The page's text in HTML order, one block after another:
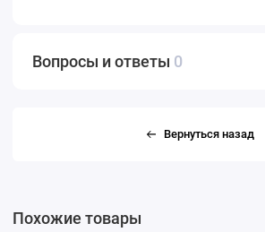
Вопросы и ответы 0
Вернуться назад
Похожие товары